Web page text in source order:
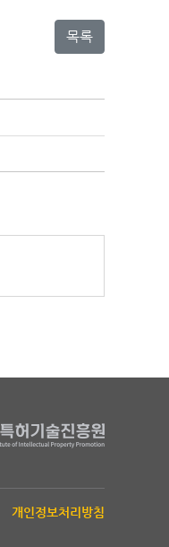
목록
개인정보처리방침